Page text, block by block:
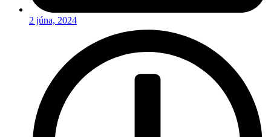
2 júna, 2024